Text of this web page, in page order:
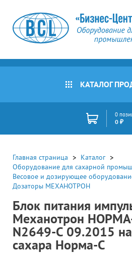
КАТАЛОГ
0
0 ₽
Главная страница
Каталог
Оборудование для сахарной
Весовое и дозирующее
Дозаторы МЕХАНОТРОН
Блок питания
Механотрон
N2649-С 09.2015
сахара Норма-С